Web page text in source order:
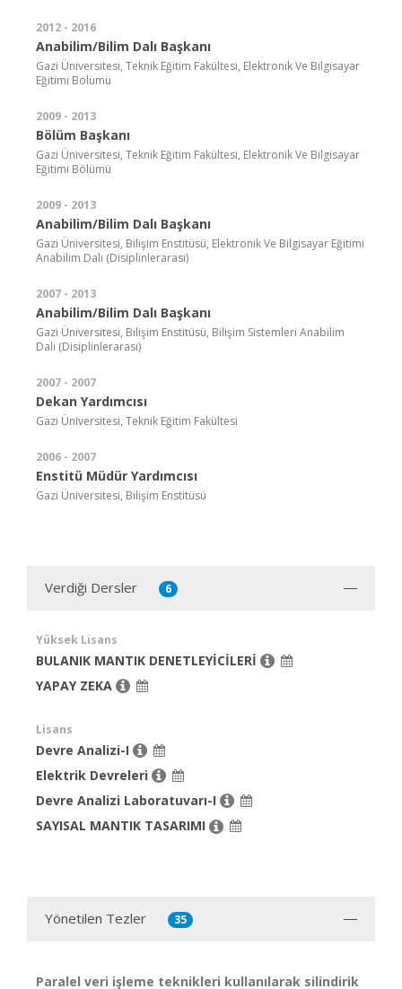
2012 - 2016
Anabilim/Bilim Dalı Başkanı
Gazi Üniversitesi, Teknik Eğitim Fakültesi, Elektronik Ve Bilgisayar
Eğitimi Bölümü
2009 - 2013
Bölüm Başkanı
Gazi Üniversitesi, Teknik Eğitim Fakültesi, Elektronik Ve Bilgisayar
Eğitimi Bölümü
2009 - 2013
Anabilim/Bilim Dalı Başkanı
Gazi Üniversitesi, Bilişim Enstitüsü, Elektronik Ve Bilgisayar Eğitimi
Anabilim Dalı (Disiplinlerarası)
2007 - 2013
Anabilim/Bilim Dalı Başkanı
Gazi Üniversitesi, Bilişim Enstitüsü, Bilişim Sistemleri Anabilim
Dalı (Disiplinlerarası)
2007 - 2007
Dekan Yardımcısı
Gazi Üniversitesi, Teknik Eğitim Fakültesi
2006 - 2007
Enstitü Müdür Yardımcısı
Gazi Üniversitesi, Bilişim Enstitüsü
Verdiği Dersler 6
Yüksek Lisans
BULANIK MANTIK DENETLEYİCİLERİ
YAPAY ZEKA
Lisans
Devre Analizi-I
Elektrik Devreleri
Devre Analizi Laboratuvarı-I
SAYISAL MANTIK TASARIMI
Yönetilen Tezler 35
Paralel veri işleme teknikleri kullanılarak silindirik